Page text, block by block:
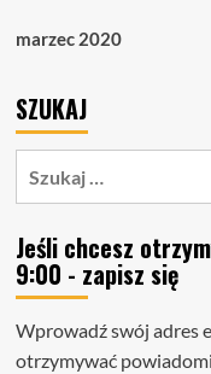
marzec 2020
SZUKAJ
Jeśli chcesz
9:00 - zapisz się
Wprowadź swój adres
otrzymywać